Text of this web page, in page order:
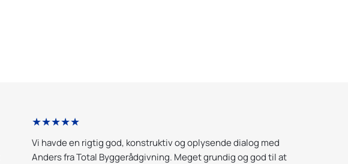
★★★★★
Vi havde en rigtig god, konstruktiv og oplysende dialog med
Anders fra Total Byggerådgivning. Meget grundig og god til at